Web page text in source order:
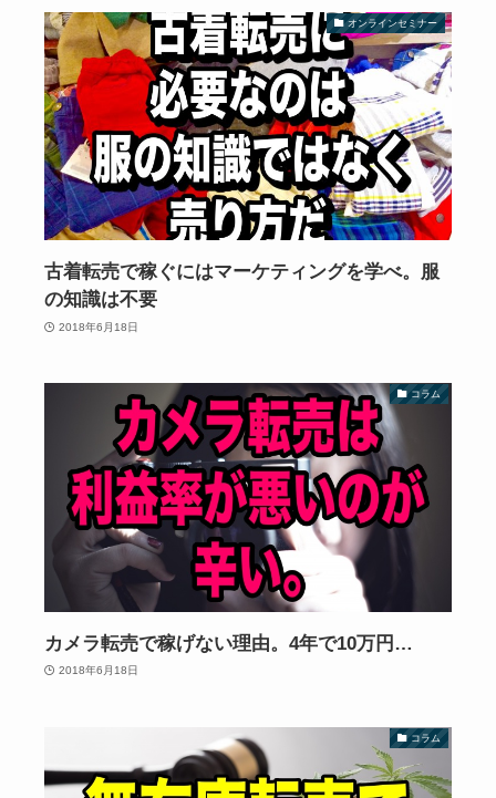
オンラインセミナー
古着転売で稼ぐにはマーケティングを学べ。服
の知識は不要
2018年6月18日
コラム
カメラ転売で稼げない理由。4年で10万円…
2018年6月18日
コラム